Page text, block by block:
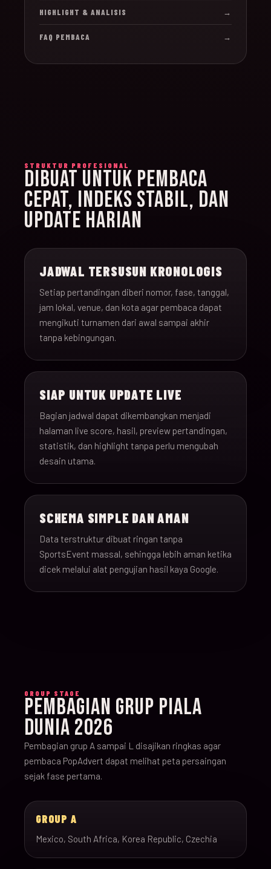
HIGHLIGHT & ANALISIS →
FAQ PEMBACA →
STRUKTUR PROFESIONAL
DIBUAT UNTUK PEMBACA
CEPAT, INDEKS STABIL, DAN
UPDATE HARIAN
JADWAL TERSUSUN KRONOLOGIS
Setiap pertandingan diberi nomor, fase, tanggal,
jam lokal, venue, dan kota agar pembaca dapat
mengikuti turnamen dari awal sampai akhir
tanpa kebingungan.
SIAP UNTUK UPDATE LIVE
Bagian jadwal dapat dikembangkan menjadi
halaman live score, hasil, preview pertandingan,
statistik, dan highlight tanpa perlu mengubah
desain utama.
SCHEMA SIMPLE DAN AMAN
Data terstruktur dibuat ringan tanpa
SportsEvent massal, sehingga lebih aman ketika
dicek melalui alat pengujian hasil kaya Google.
GROUP STAGE
PEMBAGIAN GRUP PIALA
DUNIA 2026
Pembagian grup A sampai L disajikan ringkas agar
pembaca PopAdvert dapat melihat peta persaingan
sejak fase pertama.
GROUP A
Mexico, South Africa, Korea Republic, Czechia